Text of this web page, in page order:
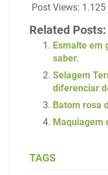
Post Views: 1.125
Related Posts:
Esmalte em
saber.
Selagem
diferenciar
Batom rosa
Maquiagem
TAGS